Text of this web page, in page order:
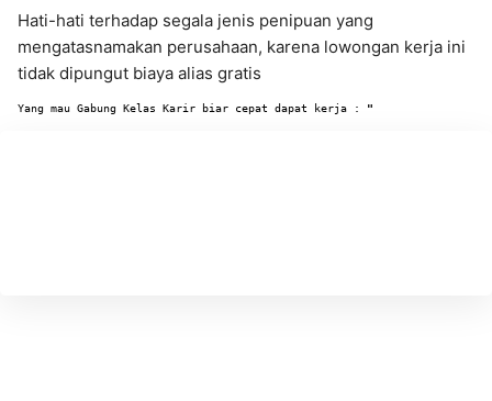
Hati-hati terhadap segala jenis penipuan yang
mengatasnamakan perusahaan, karena lowongan kerja ini
tidak dipungut biaya alias gratis
Yang mau Gabung Kelas Karir biar cepat dapat kerja : "